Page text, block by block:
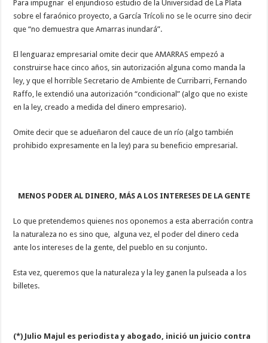
Para impugnar el enjundioso estudio de la Universidad de La Plata
sobre el faraónico proyecto, a García Trícoli no se le ocurre sino decir
que “no demuestra que Amarras inundará”.
El lenguaraz empresarial omite decir que AMARRAS empezó a
construirse hace cinco años, sin autorización alguna como manda la
ley, y que el horrible Secretario de Ambiente de Curribarri, Fernando
Raffo, le extendió una autorización “condicional” (algo que no existe
en la ley, creado a medida del dinero empresario).
Omite decir que se adueñaron del cauce de un río (algo también
prohibido expresamente en la ley) para su beneficio empresarial.
MENOS PODER AL DINERO, MÁS A LOS INTERESES DE LA GENTE
Lo que pretendemos quienes nos oponemos a esta aberración contra
la naturaleza no es sino que, alguna vez, el poder del dinero ceda
ante los intereses de la gente, del pueblo en su conjunto.
Esta vez, queremos que la naturaleza y la ley ganen la pulseada a los
billetes.
(*) Julio Majul es periodista y abogado, inició un juicio contra